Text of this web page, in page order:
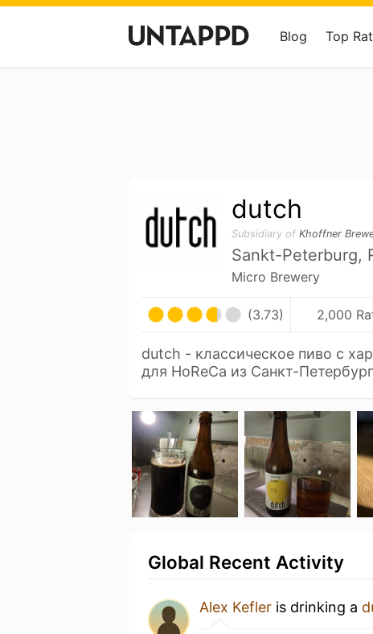
Blog Top
dutch
Subsidiary of Khoffner
Sankt-Peterburg,
Micro Brewery
(3.73) 2,000
dutch - классическое пиво с
для HoReCa из Санкт-
Global Recent Activity
Alex Kefler is drinking a